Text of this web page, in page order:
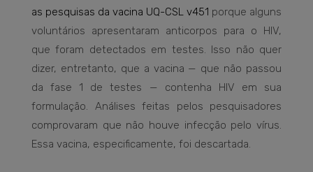
as pesquisas da vacina UQ-CSL v451 porque alguns
voluntários apresentaram anticorpos para o HIV,
que foram detectados em testes. Isso não quer
dizer, entretanto, que a vacina — que não passou
da fase 1 de testes — contenha HIV em sua
formulação. Análises feitas pelos pesquisadores
comprovaram que não houve infecção pelo vírus.
Essa vacina, especificamente, foi descartada.